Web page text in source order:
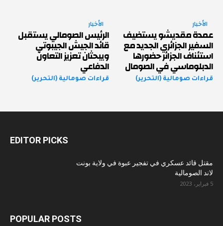
الأخبار
عمدة مقديشو يستضيف
السفير الجزائري الجديد مع
استئناف الجزائر حضورها
الدبلوماسي في الصومال
قراءات صومالية (التحرير)
الأخبار
الرئيس الصومالي يستقبل
قائد الجيش الجيبوتي
ويبحثان تعزيز التعاون
الدفاعي
قراءات صومالية (التحرير)
EDITOR PICKS
مقتل قائد عسكري في تفجير عبوة في ولاية بونت
لاند الصومالية
5 فبراير، 2023
POPULAR POSTS